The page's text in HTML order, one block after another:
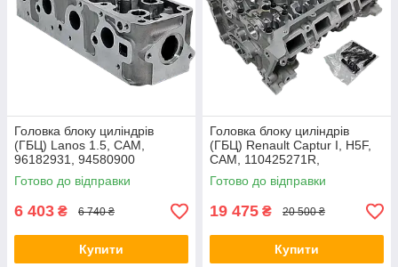
Головка блоку циліндрів
(ГБЦ) Lanos 1.5, CAM,
96182931, 94580900
Готово до відправки
6 403 ₴ 6 740 ₴
Купити
Головка блоку циліндрів
(ГБЦ) Renault Captur I, H5F,
CAM, 110425271R,
1104100Q2F, 910038
Готово до відправки
19 475 ₴ 20 500 ₴
Купити